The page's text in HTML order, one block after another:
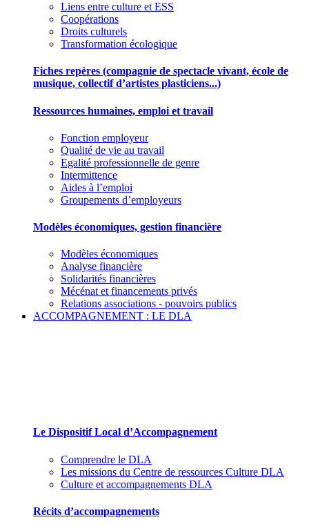
Liens entre culture et ESS
Coopérations
Droits culturels
Transformation écologique
Fiches repères (compagnie de spectacle vivant, école de
musique, collectif d’artistes plasticiens...)
Ressources humaines, emploi et travail
Fonction employeur
Qualité de vie au travail
Egalité professionnelle de genre
Intermittence
Aides à l’emploi
Groupements d’employeurs
Modèles économiques, gestion financière
Modèles économiques
Analyse financière
Solidarités financières
Mécénat et financements privés
Relations associations - pouvoirs publics
ACCOMPAGNEMENT : LE DLA
Le Dispositif Local d’Accompagnement
Comprendre le DLA
Les missions du Centre de ressources Culture DLA
Culture et accompagnements DLA
Récits d’accompagnements